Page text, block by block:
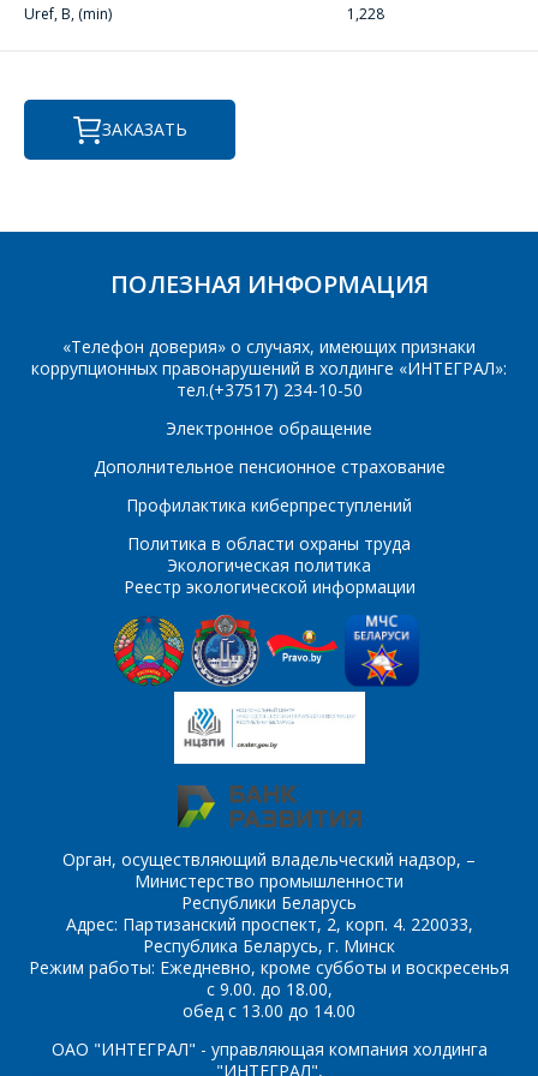
Uref, В, (min) 1,228
ЗАКАЗАТЬ
ПОЛЕЗНАЯ ИНФОРМАЦИЯ
«Телефон доверия» о случаях, имеющих признаки
коррупционных правонарушений в холдинге «ИНТЕГРАЛ»:
тел.(+37517) 234-10-50
Электронное обращение
Дополнительное пенсионное страхование
Профилактика киберпреступлений
Политика в области охраны труда
Экологическая политика
Реестр экологической информации
Орган, осуществляющий владельческий надзор, –
Министерство промышленности
Республики Беларусь
Адрес: Партизанский проспект, 2, корп. 4. 220033,
Республика Беларусь, г. Минск
Режим работы: Ежедневно, кроме субботы и воскресенья
с 9.00. до 18.00,
обед с 13.00 до 14.00
ОАО "ИНТЕГРАЛ" - управляющая компания холдинга
"ИНТЕГРАЛ",
Телефон*
E-mail
услуга, их количество
*
Комментарий*
*- обязательные
поля
ОТПРАВИТЬ
Телефон*
E-mail
Интересующий товар/
услуга
Сообщение *
Я согласен на
обработку
персональных данных*
*- обязательные
поля
ОТПРАВИТЬ